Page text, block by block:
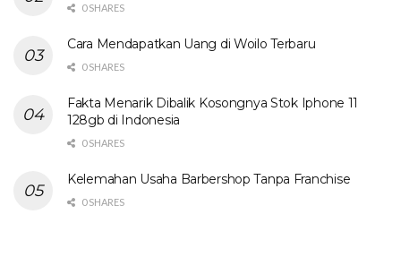
0 SHARES
Cara Mendapatkan Uang di Woilo Terbaru
0 SHARES
Fakta Menarik Dibalik Kosongnya Stok Iphone 11
128gb di Indonesia
0 SHARES
Kelemahan Usaha Barbershop Tanpa Franchise
0 SHARES